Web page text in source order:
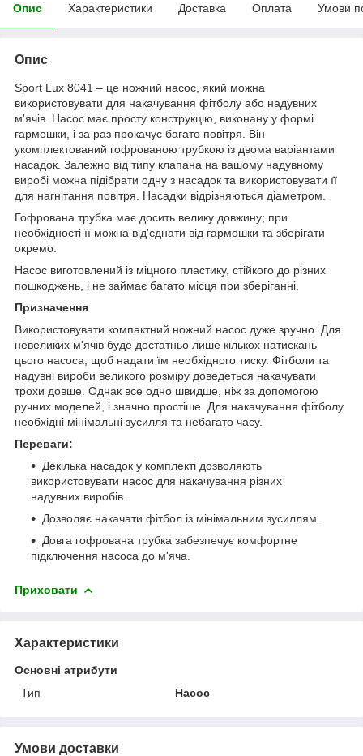
Опис Характеристики Доставка Оплата Умови
Опис
Sport Lux 8041 – це ножний насос, який можна
використовувати для накачування фітболу або надувних
м'ячів. Насос має просту конструкцію, виконану у формі
гармошки, і за раз прокачує багато повітря. Він
укомплектований гофрованою трубкою із двома варіантами
насадок. Залежно від типу клапана на вашому надувному
виробі можна підібрати одну з насадок та використовувати її
для нагнітання повітря. Насадки відрізняються діаметром.
Гофрована трубка має досить велику довжину; при
необхідності її можна від'єднати від гармошки та зберігати
окремо.
Насос виготовлений із міцного пластику, стійкого до різних
пошкоджень, і не займає багато місця при зберіганні.
Призначення
Використовувати компактний ножний насос дуже зручно. Для
невеликих м'ячів буде достатньо лише кількох натискань
цього насоса, щоб надати їм необхідного тиску. Фітболи та
надувні вироби великого розміру доведеться накачувати
трохи довше. Однак все одно швидше, ніж за допомогою
ручних моделей, і значно простіше. Для накачування фітболу
необхідні мінімальні зусилля та небагато часу.
Переваги:
Декілька насадок у комплекті дозволяють
використовувати насос для накачування різних
надувних виробів.
Дозволяє накачати фітбол із мінімальним зусиллям.
Довга гофрована трубка забезпечує комфортне
підключення насоса до м'яча.
Приховати
Характеристики
Основні атрибути
Тип
Насос
Умови доставки